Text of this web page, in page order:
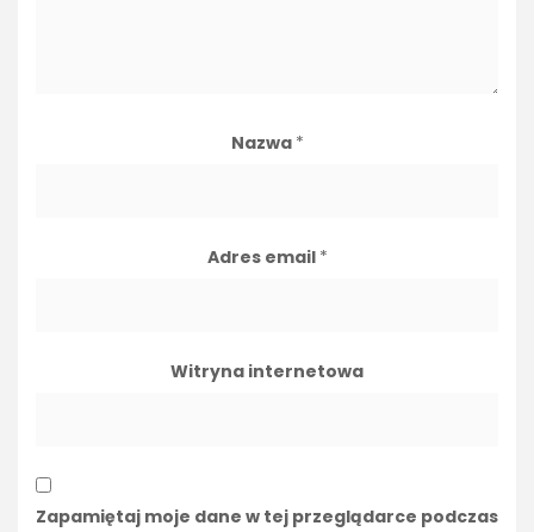
Nazwa *
Adres email *
Witryna internetowa
Zapamiętaj moje dane w tej przeglądarce podczas